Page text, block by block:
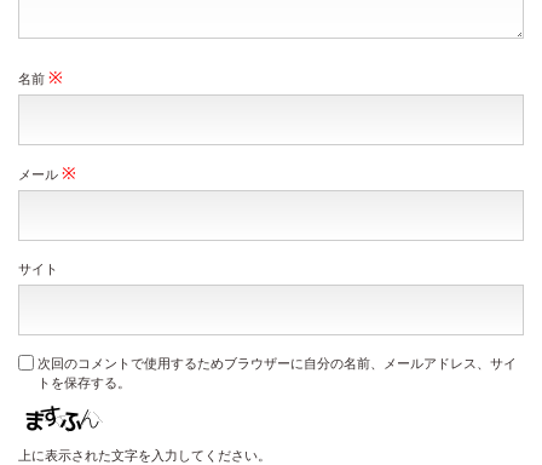
名前 ※
メール ※
サイト
次回のコメントで使用するためブラウザーに自分の名前、メールアドレス、サイ
トを保存する。
上に表示された文字を入力してください。